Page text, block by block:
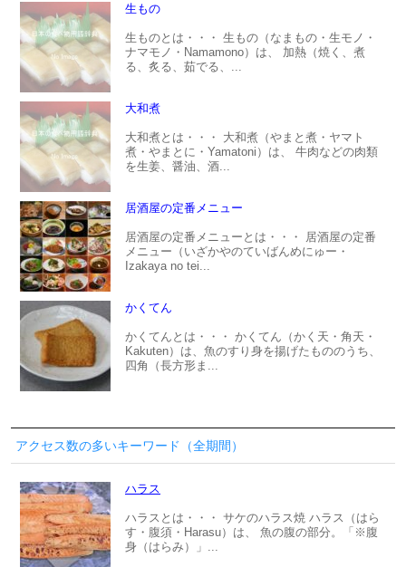
生もの
生ものとは・・・ 生もの（なまもの・生モノ・
ナマモノ・Namamono）は、 加熱（焼く、煮
る、炙る、茹でる、...
大和煮
大和煮とは・・・ 大和煮（やまと煮・ヤマト
煮・やまとに・Yamatoni）は、 牛肉などの肉類
を生姜、醤油、酒...
居酒屋の定番メニュー
居酒屋の定番メニューとは・・・ 居酒屋の定番
メニュー（いざかやのていばんめにゅー・
Izakaya no tei...
かくてん
かくてんとは・・・ かくてん（かく天・角天・
Kakuten）は、魚のすり身を揚げたもののうち、
四角（長方形ま...
アクセス数の多いキーワード（全期間）
ハラス
ハラスとは・・・ サケのハラス焼 ハラス（はら
す・腹須・Harasu）は、 魚の腹の部分。「※腹
身（はらみ）」...